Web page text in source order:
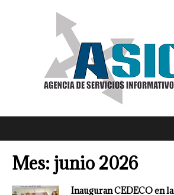
Mes:junio 2026
Inauguran CEDECO en